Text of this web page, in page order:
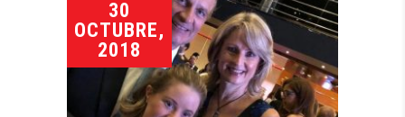
30
OCTUBRE,
2018